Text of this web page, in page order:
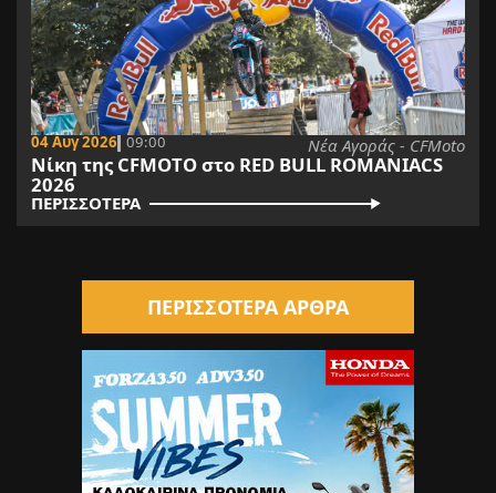
04 Αυγ 2026 09:00 Νέα Αγοράς - CFMoto
Νίκη της CFMOTO στο RED BULL ROMANIACS
2026
ΠΕΡΙΣΣΟΤΕΡΑ
ΠΕΡΙΣΣΟΤΕΡΑ ΑΡΘΡΑ